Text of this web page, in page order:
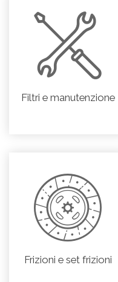
Filtri e manutenzione
Frizioni e set frizioni